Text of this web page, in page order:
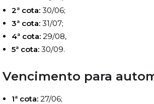
2ª cota: 30/06;
3ª cota: 31/07;
4ª cota: 29/08,
5ª cota: 30/09.
Vencimento para
1ª cota: 27/06;